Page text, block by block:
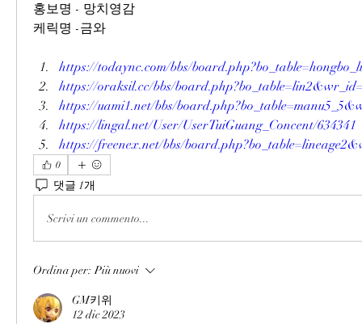
홍보명 - 망치영감
케릭명 -금와
https://todaync.com/bbs/
https://oraksil.cc/bbs/
https://uami1.net/bbs/
https://lingal.net/User/UserTuiGuang_Concent/634341
https://freenex.net/bbs/
0
댓글 1개
Scrivi un commento...
Ordina per: Più nuovi
GM키위
12 dic 2023